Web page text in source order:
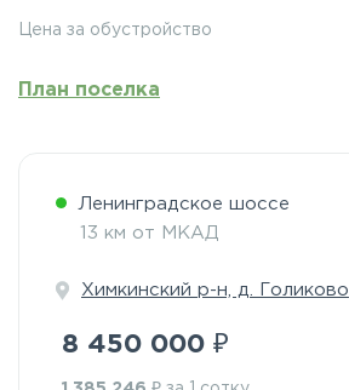
Цена за обустройство
План поселка
Ленинградское шоссе
13 км от МКАД
Химкинский р-н, д. Голиково
8 450 000 ₽